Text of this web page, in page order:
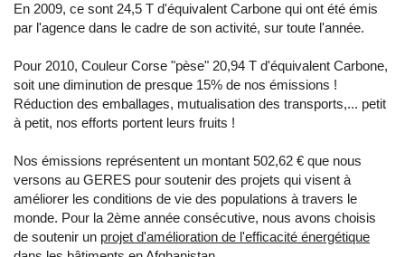
En 2009, ce sont 24,5 T d'équivalent Carbone qui ont été émis
par l'agence dans le cadre de son activité, sur toute l'année.
Pour 2010, Couleur Corse "pèse" 20,94 T d'équivalent Carbone,
soit une diminution de presque 15% de nos émissions !
Réduction des emballages, mutualisation des transports,... petit
à petit, nos efforts portent leurs fruits !
Nos émissions représentent un montant 502,62 € que nous
versons au GERES pour soutenir des projets qui visent à
améliorer les conditions de vie des populations à travers le
monde. Pour la 2ème année consécutive, nous avons choisis
de soutenir un projet d'amélioration de l'efficacité énergétique